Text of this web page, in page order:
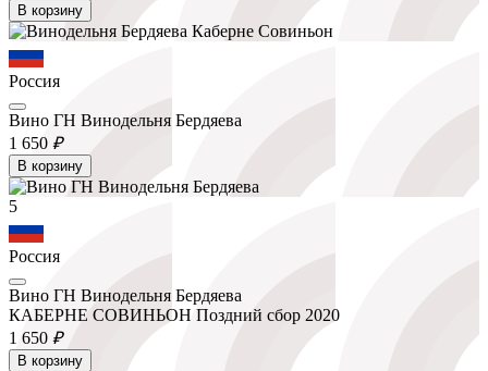
В корзину
Россия
Вино ГН Винодельня Бердяева
1 650 ₽
В корзину
5
Россия
Вино ГН Винодельня Бердяева
КАБЕРНЕ СОВИНЬОН Поздний сбор 2020
1 650 ₽
В корзину